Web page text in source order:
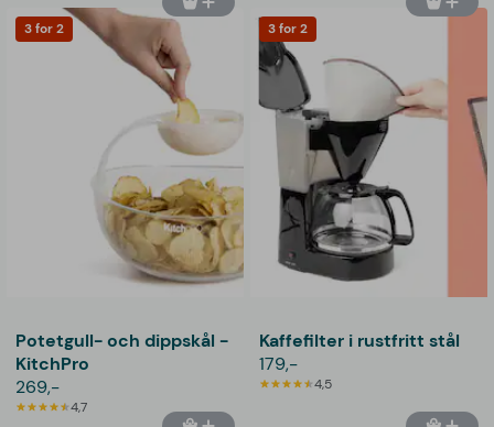
3 for 2
Potetgull- och dippskål -
KitchPro
269,-
4,7
3 for 2
Kaffefilter i rustfritt stål
179,-
4,5